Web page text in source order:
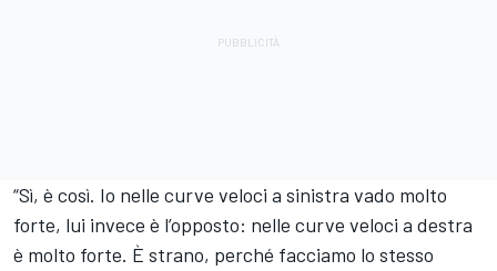
“Sì, è così. Io nelle curve veloci a sinistra vado molto
forte, lui invece è l’opposto: nelle curve veloci a destra
è molto forte. È strano, perché facciamo lo stesso